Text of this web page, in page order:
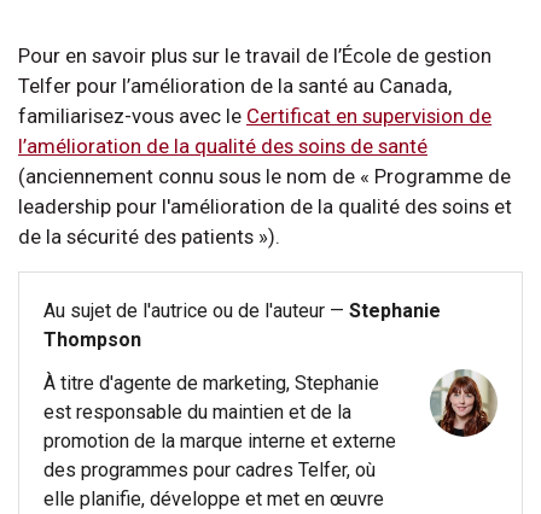
Pour en savoir plus sur le travail de l’École de gestion
Telfer pour l’amélioration de la santé au Canada,
familiarisez-vous avec le Certificat en supervision de
l’amélioration de la qualité des soins de santé
(anciennement connu sous le nom de « Programme de
leadership pour l'amélioration de la qualité des soins et
de la sécurité des patients »).
Au sujet de l'autrice ou de l'auteur — Stephanie
Thompson
À titre d'agente de marketing, Stephanie
est responsable du maintien et de la
promotion de la marque interne et externe
des programmes pour cadres Telfer, où
elle planifie, développe et met en œuvre